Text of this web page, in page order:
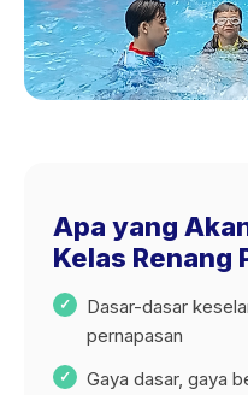
Apa yang
Kelas Renang
Dasar-dasar
pernapasan
Gaya dasar, gaya